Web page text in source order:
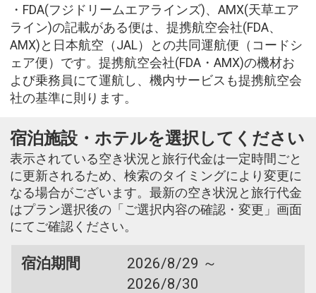
・FDA(フジドリームエアラインズ)、AMX(天草エア
ライン)の記載がある便は、提携航空会社(FDA、
AMX)と日本航空（JAL）との共同運航便（コードシ
ェア便）です。提携航空会社(FDA・AMX)の機材お
よび乗務員にて運航し、機内サービスも提携航空会
社の基準に則ります。
宿泊施設・ホテルを選択してください
表示されている空き状況と旅行代金は一定時間ごと
に更新されるため、検索のタイミングにより変更に
なる場合がございます。最新の空き状況と旅行代金
はプラン選択後の「ご選択内容の確認・変更」画面
にてご確認ください。
宿泊期間
2026/8/29 ～
2026/8/30